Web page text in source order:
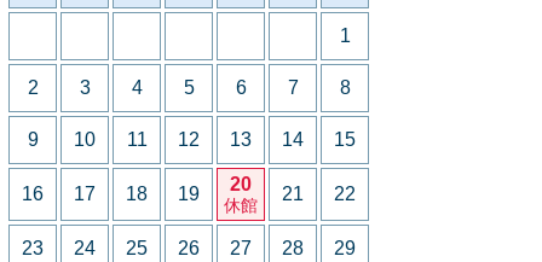
1
2 3 4 5 6 7 8
9 10 11 12 13 14 15
16 17 18 19 20
休館
21 22
23 24 25 26 27 28 29